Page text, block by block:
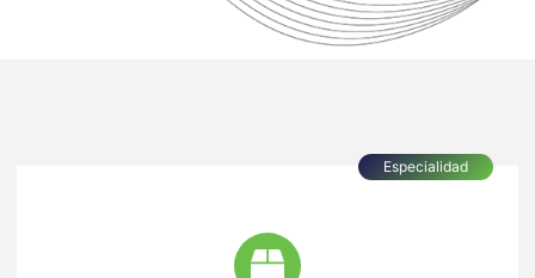
Especialidad